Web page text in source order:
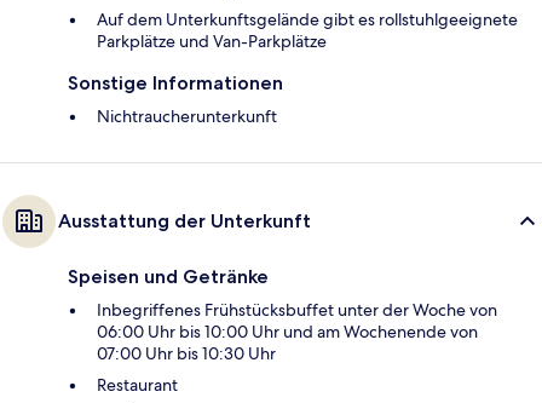
Auf dem Unterkunftsgelände gibt es rollstuhlgeeignete
Parkplätze und Van-Parkplätze
Sonstige Informationen
Nichtraucherunterkunft
Ausstattung der Unterkunft
Speisen und Getränke
Inbegriffenes Frühstücksbuffet unter der Woche von
06:00 Uhr bis 10:00 Uhr und am Wochenende von
07:00 Uhr bis 10:30 Uhr
Restaurant